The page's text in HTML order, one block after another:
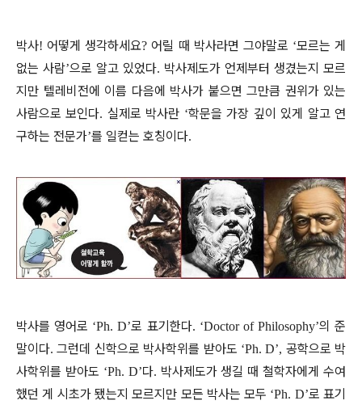
박사!어떻게 생각하세요?어릴 때 박사라면 그야말로 ‘모르는 게
없는 사람’으로 알고 있었다. 박사제도가 언제부터 생겼는지 모르
지만 텔레비전에 이름 다음에 박사가 붙으면 그만큼 권위가 있는
사람으로 보인다. 실제로 박사란 ‘학문을 가장 깊이 있게 알고 연
구하는 전문가’를 일컫는 호칭이다.
박사를 영어로 ‘Ph. D’로 표기한다. ‘Doctor of Philosophy’의 준
말이다.그런데 신학으로 박사학위를 받아도 ‘Ph. D’, 공학으로 박
사학위를 받아도 ‘Ph. D’다. 박사제도가 생길 때 철학자에게 수여
했던 게 시초가 됐는지 모르지만 모든 박사는 모두 ‘Ph. D’로 표기